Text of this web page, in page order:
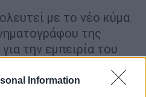
Information
με το νέο κύμα
της
την εμπειρία του
ο Foery αναφέρει